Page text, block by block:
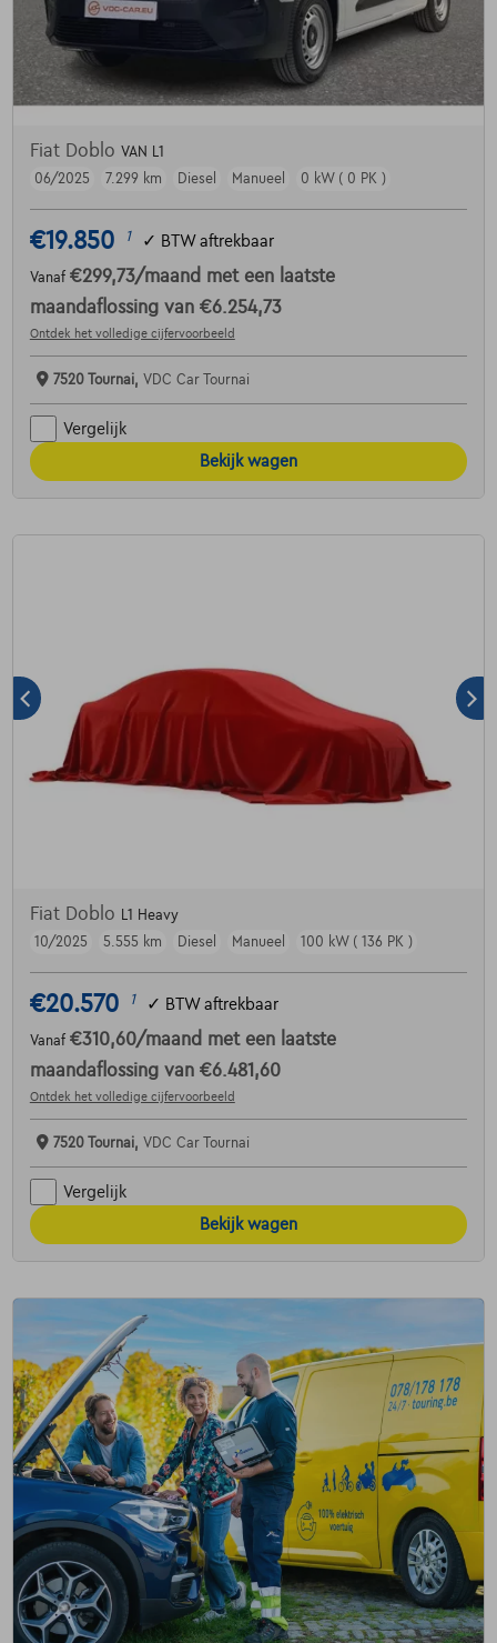
Fiat Doblo VAN L1
06/2025
7.299 km Diesel Manueel 0 kW ( 0 PK )
€19.850 1 ✓ BTW aftrekbaar
Vanaf €299,73/maand met een laatste
maandaflossing van €6.254,73
Ontdek het volledige cijfervoorbeeld
7520 Tournai, VDC Car Tournai
Vergelijk
Bekijk wagen
Fiat Doblo L1 Heavy
10/2025
5.555 km Diesel Manueel 100 kW ( 136 PK )
€20.570 1 ✓ BTW aftrekbaar
Vanaf €310,60/maand met een laatste
maandaflossing van €6.481,60
Ontdek het volledige cijfervoorbeeld
7520 Tournai, VDC Car Tournai
Vergelijk
Bekijk wagen